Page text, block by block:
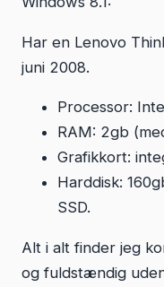
Har en Lenovo
juni 2008.
Processor:
RAM: 2gb
Grafikkort:
Harddisk:
SSD.
Alt i alt finder jeg
og fuldstændig